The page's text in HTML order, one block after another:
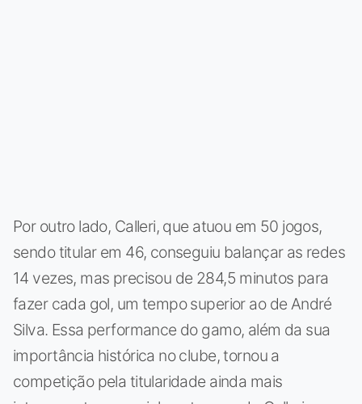
Por outro lado, Calleri, que atuou em 50 jogos,
sendo titular em 46, conseguiu balançar as redes
14 vezes, mas precisou de 284,5 minutos para
fazer cada gol, um tempo superior ao de André
Silva. Essa performance do gamo, além da sua
importância histórica no clube, tornou a
competição pela titularidade ainda mais